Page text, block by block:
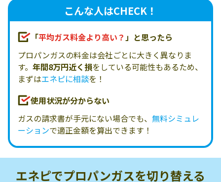
こんな人はCHECK！
「平均ガス料金より高い？」と思ったら
プロパンガスの料金は会社ごとに大きく異なりま
す。 年間8万円近く損をしている可能性もあるため、
まずはエネピに相談を！
使用状況が分からない
ガスの請求書が手元にない場合でも、 無料シミュレ
ーションで適正金額を算出できます！
エネピでプロパンガスを切り替える